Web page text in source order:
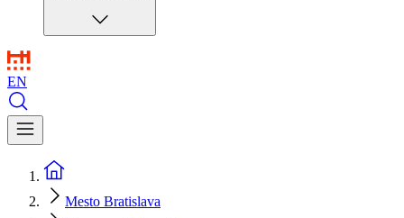
EN
Mesto Bratislava